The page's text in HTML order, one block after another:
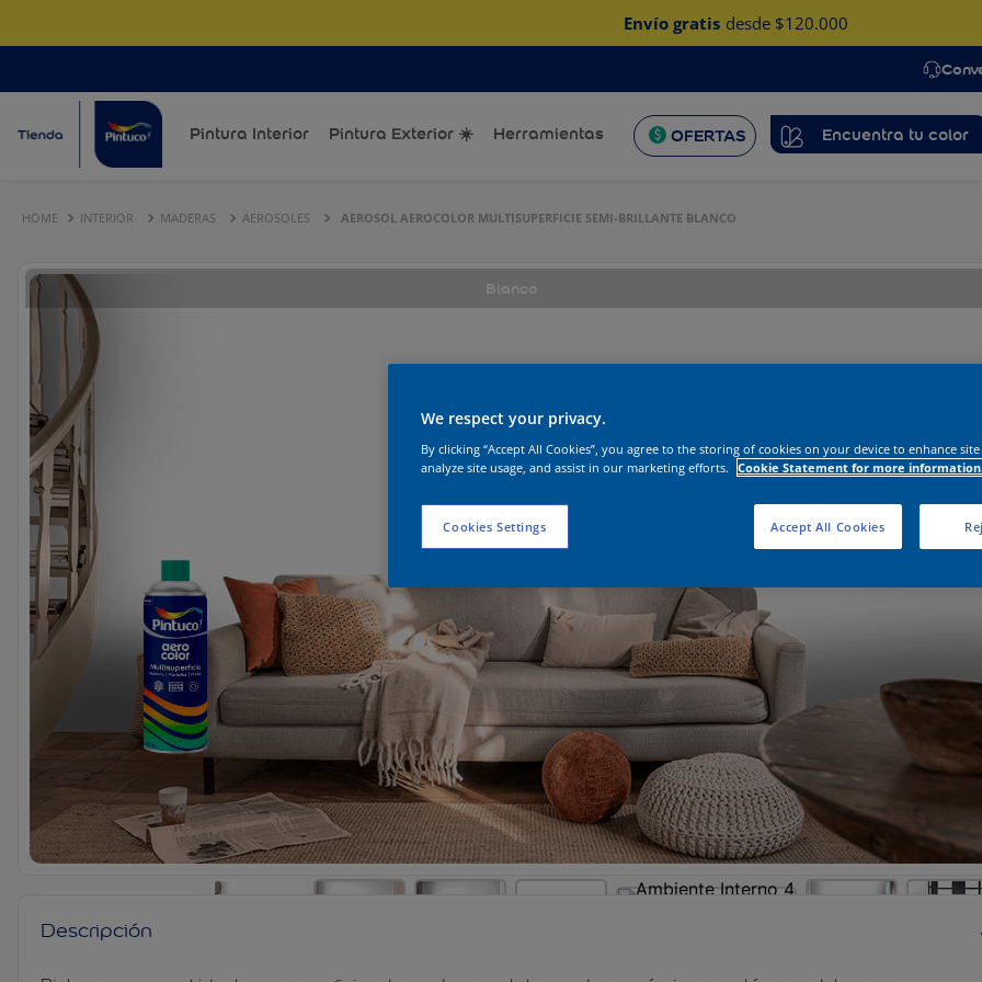
desde $120.000
Envío gratis
Pintura Interior Pintura Exterior ☀️ Herramientas OFERTAS Encuentra tu color
INTERIOR MADERAS AEROSOLES AEROSOL AEROCOLOR MULTISUPERFICIE SEMI-BRILLANTE BLANCO
Blanco
Descripción
We respect your privacy.
By clicking “Accept All Cookies”, you agree to the storing of cookies on your device to enhance
analyze site usage, and assist in our marketing efforts. Cookie Statement for more
Cookies Settings Accept All Cookies